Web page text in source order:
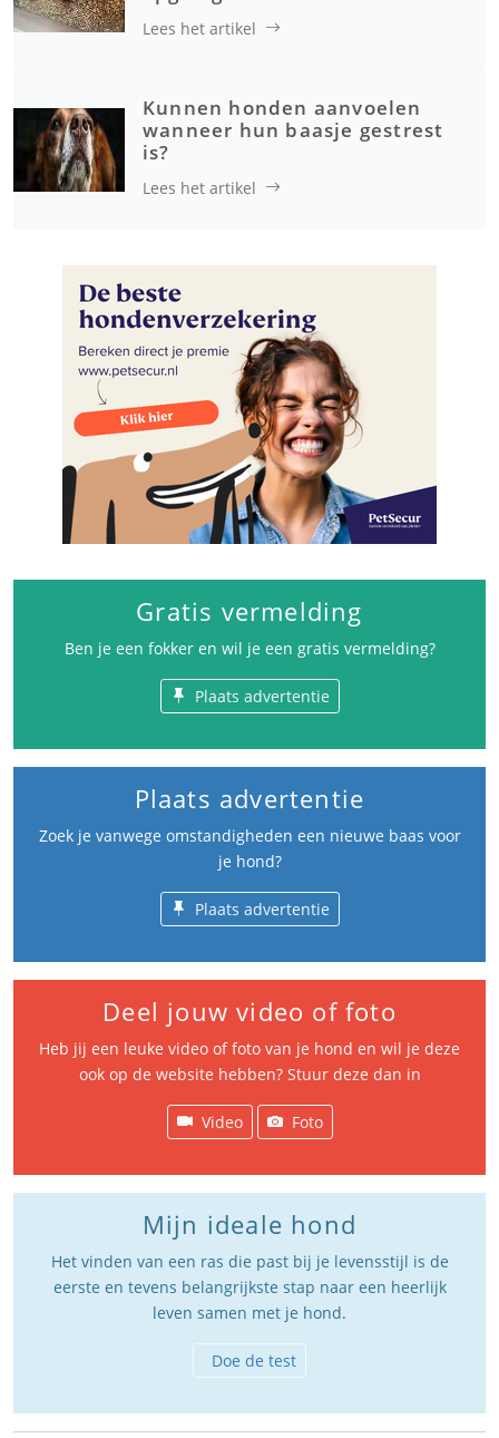
Lees het artikel
Kunnen honden aanvoelen
wanneer hun baasje gestrest
is?
Lees het artikel
Gratis vermelding
Ben je een fokker en wil je een gratis vermelding?
Plaats advertentie
Plaats advertentie
Zoek je vanwege omstandigheden een nieuwe baas voor
je hond?
Plaats advertentie
Deel jouw video of foto
Heb jij een leuke video of foto van je hond en wil je deze
ook op de website hebben? Stuur deze dan in
Video Foto
Mijn ideale hond
Het vinden van een ras die past bij je levensstijl is de
eerste en tevens belangrijkste stap naar een heerlijk
leven samen met je hond.
Doe de test